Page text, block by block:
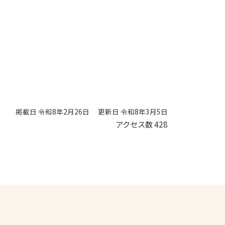
掲載日 令和8年2月26日 更新日 令和8年3月5日
アクセス数428